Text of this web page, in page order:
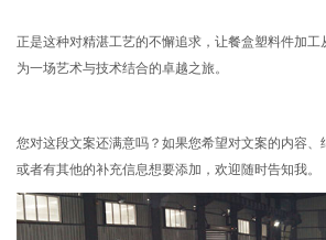
正是这种对精湛工艺的不懈追求，让餐盒塑料件加
为一场艺术与技术结合的卓越之旅。
您对这段文案还满意吗？如果您希望对文案的内容
或者有其他的补充信息想要添加，欢迎随时告知我。